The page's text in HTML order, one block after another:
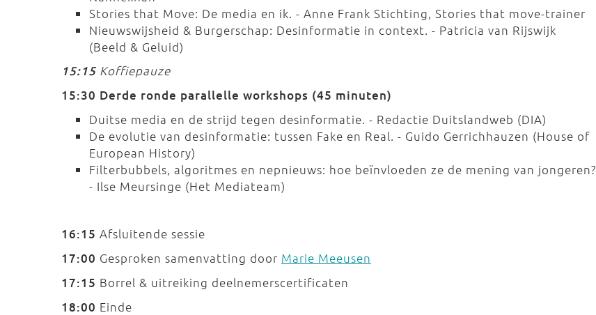
Stories that Move: De media en ik. - Anne Frank Stichting, Stories that move-trainer
Nieuwswijsheid & Burgerschap: Desinformatie in context. - Patricia van Rijswijk
(Beeld & Geluid)
15:15 Koffiepauze
15:30 Derde ronde parallelle workshops (45 minuten)
Duitse media en de strijd tegen desinformatie. - Redactie Duitslandweb (DIA)
De evolutie van desinformatie: tussen Fake en Real. - Guido Gerrichhauzen (House of
European History)
Filterbubbels, algoritmes en nepnieuws: hoe beïnvloeden ze de mening van jongeren?
- Ilse Meursinge (Het Mediateam)
16:15 Afsluitende sessie
17:00 Gesproken samenvatting door Marie Meeusen
17:15 Borrel & uitreiking deelnemerscertificaten
18:00 Einde